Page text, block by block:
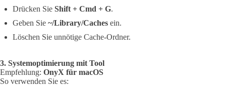
Drücken Sie Shift + Cmd + G.
Geben Sie ~/Library/Caches ein.
Löschen Sie unnötige Cache-Ordner.
3. Systemoptimierung mit Tool
Empfehlung: OnyX für macOS
So verwenden Sie es: